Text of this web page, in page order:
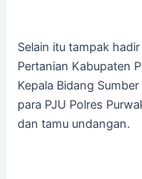
Selain itu tampak
Pertanian Kabupaten
Kepala Bidang
para PJU Polres
dan tamu undangan.